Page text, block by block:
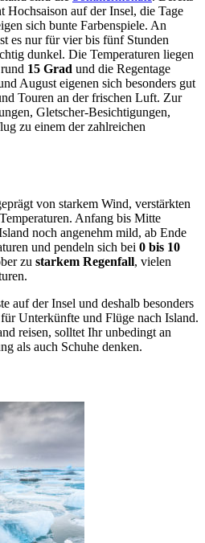
Hochsaison auf der Insel, die Tage
sich bunte Farbenspiele. An
es nur für vier bis fünf Stunden
dunkel. Die Temperaturen liegen
15 Grad und die Regentage
August eigenen sich besonders gut
Touren an der frischen Luft. Zur
Gletscher-Besichtigungen,
zu einem der zahlreichen
von starkem Wind, verstärkten
Anfang bis Mitte
noch angenehm mild, ab Ende
und pendeln sich bei 0 bis 10
zu starkem Regenfall, vielen
auf der Insel und deshalb besonders
Unterkünfte und Flüge nach Island.
reisen, solltet Ihr unbedingt an
als auch Schuhe denken.